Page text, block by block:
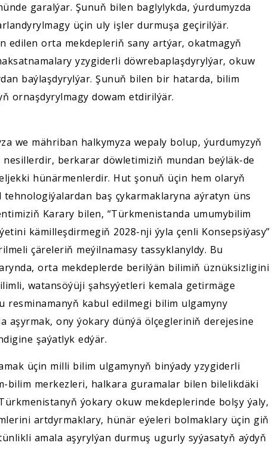
garalýar. Şunuň bilen baglylykda, ýurdumyzda
üçin uly işler durmuşa geçirilýär.
edilen orta mekdepleriň sany artýar, okatmagyň
yzygiderli döwrebaplaşdyrylýar, okuw
baýlaşdyrylýar. Şunuň bilen bir hatarda, bilim
ornaşdyrylmagy dowam etdirilýär.
we mähriban halkymyza wepaly bolup, ýurdumyzyň
berkarar döwletimiziň mundan beýläk-de
hünärmenlerdir. Hut şonuň üçin hem olaryň
baş çykarmaklaryna aýratyn üns
Karary bilen, “Türkmenistanda umumybilim
kämilleşdirmegiň 2028-nji ýyla çenli Konsepsiýasy”
çäreleriň meýilnamasy tassyklanyldy. Bu
orta mekdeplerde berilýän bilimiň üznüksizligini
watansöýüji şahsyýetleri kemala getirmäge
kabul edilmegi bilim ulgamyny
aşyrmak, ony ýokary dünýä ölçegleriniň derejesine
şaýatlyk edýär.
üçin milli bilim ulgamynyň binýady yzygiderli
bilim merkezleri, halkara guramalar bilen bilelikdäki
ýokary okuw mekdeplerinde bolşy ýaly,
artdyrmaklary, hünär eýeleri bolmaklary üçin giň
amala aşyrylýan durmuş ugurly syýasatyň aýdyň